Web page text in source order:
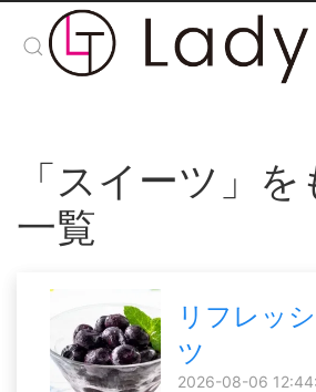
「スイーツ」
一覧
リフレッ
ツ
2026-08-06